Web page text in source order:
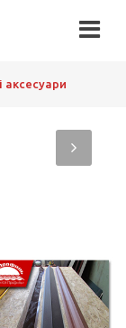
аксесуари